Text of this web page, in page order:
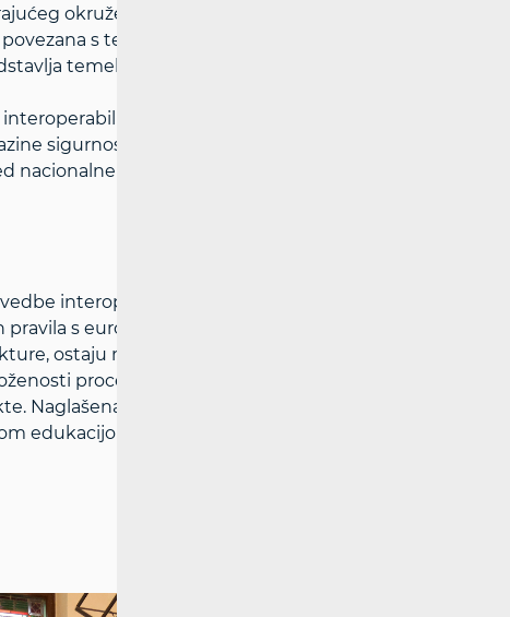
okruženja za sve sudionike.
s tehničkim i tehnološkim
temelj suvremene i funkcionalno
željezničkog sustava
sigurnosti i interoperabilnosti unutar
sustave postavlja jasne obveze
interoperabilnosti u praksi. U
s europskim propisima, kao i
ostaju među ključnim izazovima
procesa ocjene interoperabilnosti,
Naglašena je važnost faze testiranja
edukacijom strojovođa i ostalih